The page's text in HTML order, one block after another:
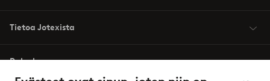
Tietoa Jotexista
Palvelumme